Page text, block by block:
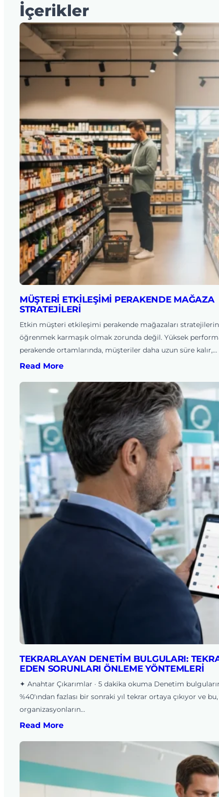
İçerikler
MÜŞTERI ETKILEŞIMI PERAKENDE MAĞAZA
STRATEJILERI
Etkin müşteri etkileşimi perakende mağazaları
öğrenmek karmaşık olmak zorunda değil. Yüksek
perakende ortamlarında, müşteriler daha uzun süre kalır,…
Read More
TEKRARLAYAN DENETIM BULGULARI:
EDEN SORUNLARI ÖNLEME YÖNTEMLERI
✦ Anahtar Çıkarımlar · 5 dakika okuma Denetim
%40'ından fazlası bir sonraki yıl tekrar ortaya çıkıyor ve bu,
organizasyonların…
Read More